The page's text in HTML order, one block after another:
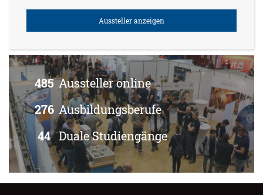
Aussteller anzeigen
485Aussteller online
276 Ausbildungsberufe
44 Duale Studiengänge